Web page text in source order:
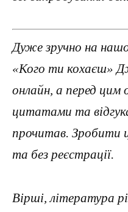
Дуже зручно на
«Кого ти кохаєш»
онлайн, а перед цим
цитатами та
прочитав. Зробити
та без реєстрації.
Вірші, література